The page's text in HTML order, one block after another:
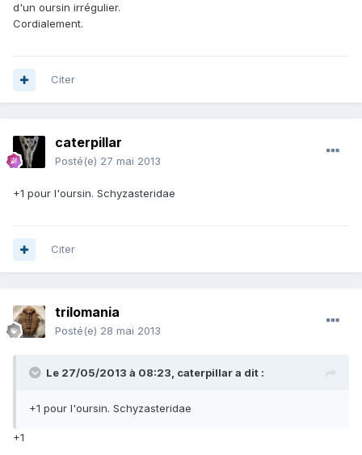
d'un oursin irrégulier.
Cordialement.
Citer
caterpillar
Posté(e) 27 mai 2013
+1 pour l'oursin. Schyzasteridae
Citer
trilomania
Posté(e) 28 mai 2013
Le 27/05/2013 à 08:23, caterpillar a dit :
+1 pour l'oursin. Schyzasteridae
+1